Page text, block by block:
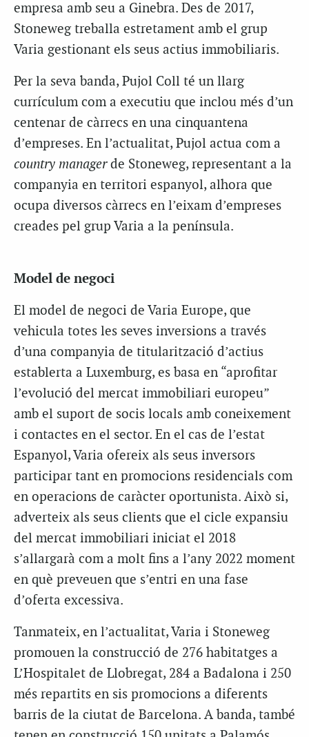
empresa amb seu a Ginebra. Des de 2017,
Stoneweg treballa estretament amb el grup
Varia gestionant els seus actius immobiliaris.
Per la seva banda, Pujol Coll té un llarg
currículum com a executiu que inclou més d’un
centenar de càrrecs en una cinquantena
d’empreses. En l’actualitat, Pujol actua com a
country managerde Stoneweg, representant a la
companyia en territori espanyol, alhora que
ocupa diversos càrrecs en l’eixam d’empreses
creades pel grup Varia a la península.
Model de negoci
El model de negoci de Varia Europe, que
vehicula totes les seves inversions a través
d’una companyia de titularització d’actius
establerta a Luxemburg, es basa en “aprofitar
l’evolució del mercat immobiliari europeu”
amb el suport de socis locals amb coneixement
i contactes en el sector. En el cas de l’estat
Espanyol, Varia ofereix als seus inversors
participar tant en promocions residencials com
en operacions de caràcter oportunista. Això si,
adverteix als seus clients que el cicle expansiu
del mercat immobiliari iniciat el 2018
s’allargarà com a molt fins a l’any 2022 moment
en què preveuen que s’entri en una fase
d’oferta excessiva.
Tanmateix, en l’actualitat, Varia i Stoneweg
promouen la construcció de 276 habitatges a
L’Hospitalet de Llobregat, 284 a Badalona i 250
més repartits en sis promocions a diferents
barris de la ciutat de Barcelona. A banda, també